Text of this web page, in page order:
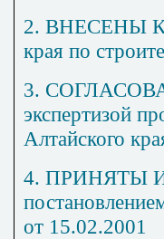
2. ВНЕСЕНЫ
края по
3.
экспертизой
Алтайского
4. ПРИНЯТЫ И
от 15.02.2001